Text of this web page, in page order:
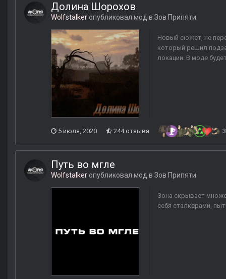
Долина Шорохов
Wolfstalker опубликовал мод в Зов Припяти
Новый сюжет, не
который решил
локации. В моде
5 июля, 2020 244 отзыва
Путь во мгле
Wolfstalker опубликовал мод в Зов Припяти
Зона скрывает
себя сталкерами,